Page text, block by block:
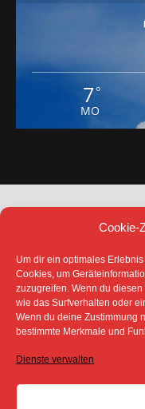
Cookie-
Um dir ein optimales
Cookies, um
zuzugreifen. Wenn du
wie das Surfverhalten oder
Wenn du deine Zustimmung
bestimmte Merkmale und
Dienste verwalten
7 °
MO
SÄMTLICHE
SOFERN NICHT
COPYRIGHT DES